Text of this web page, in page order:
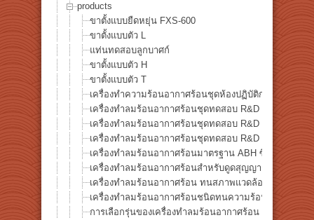
products
ขาตั้งแบบยืดหยุ่น FXS-600
ขาตั้งแบบตัว L
แท่นทดสอบลูกบาศก์
ขาตั้งแบบตัว H
ขาตั้งแบบตัว T
เครื่องทำความร้อนอากาศร้อนชุดห้องปฏิบัติการประเภทหั
เครื่องทำลมร้อนอากาศร้อนชุดทดสอบ R&D LKABH-
เครื่องทำลมร้อนอากาศร้อนชุดทดสอบ R&D LKABH-
เครื่องทำลมร้อนอากาศร้อนชุดทดสอบ R&D LKABH-
เครื่องทำลมร้อนอากาศร้อนมาตรฐาน ABH ซีรีส์
เครื่องทำลมร้อนอากาศร้อนสำหรับดูดสุญญากาศ VAH ซี
เครื่องทำลมร้อนอากาศร้อน ทนสภาพแวดล้อม DGH ซีรีส์
เครื่องทำลมร้อนอากาศร้อนชนิดทนความร้อน 200℃
การเลือกรุ่นของเครื่องทำลมร้อนอากาศร้อน